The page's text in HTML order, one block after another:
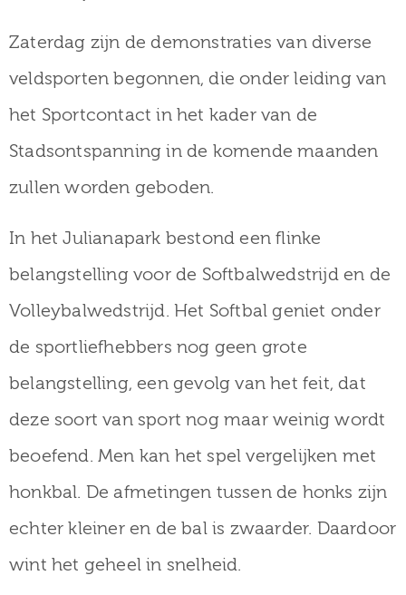
Zaterdag zijn de demonstraties van diverse
veldsporten begonnen, die onder leiding van
het Sportcontact in het kader van de
Stadsontspanning in de komende maanden
zullen worden geboden.
In het Julianapark bestond een flinke
belangstelling voor de Softbalwedstrijd en de
Volleybalwedstrijd. Het Softbal geniet onder
de sportliefhebbers nog geen grote
belangstelling, een gevolg van het feit, dat
deze soort van sport nog maar weinig wordt
beoefend. Men kan het spel vergelijken met
honkbal. De afmetingen tussen de honks zijn
echter kleiner en de bal is zwaarder. Daardoor
wint het geheel in snelheid.